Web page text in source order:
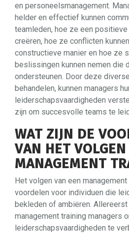
en personeelsmanagement.
helder en effectief kunnen
teamleden, hoe ze een
creëren, hoe ze conflicten
constructieve manier en hoe ze
beslissingen kunnen nemen die
ondersteunen. Door deze
behandelen, kunnen managers
leiderschapsvaardigheden
zijn om succesvolle teams te
WAT ZIJN DE
VAN HET
MANAGEMENT
Het volgen van een
voordelen voor individuen die
bekleden of ambiëren.
management training managers
leiderschapsvaardigheden te